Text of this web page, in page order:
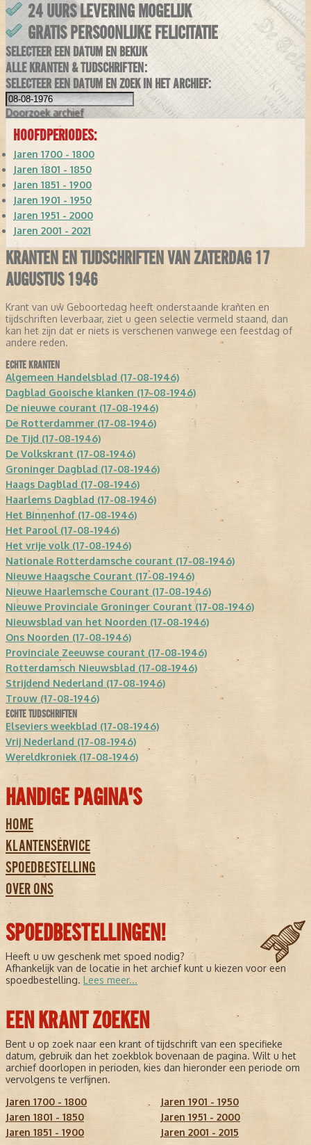
24 UURS LEVERING MOGELIJK
GRATIS PERSOONLIJKE FELICITATIE
SELECTEER EEN DATUM EN BEKIJK
ALLE KRANTEN & TIJDSCHRIFTEN:
SELECTEER EEN DATUM EN ZOEK IN HET ARCHIEF:
Doorzoek archief
HOOFDPERIODES:
Jaren 1700 - 1800
Jaren 1801 - 1850
Jaren 1851 - 1900
Jaren 1901 - 1950
Jaren 1951 - 2000
Jaren 2001 - 2021
KRANTEN EN TIJDSCHRIFTEN VAN ZATERDAG 17
AUGUSTUS 1946
Krant van uw Geboortedag heeft onderstaande kranten en
tijdschriften leverbaar, ziet u geen selectie vermeld staand, dan
kan het zijn dat er niets is verschenen vanwege een feestdag of
andere reden.
ECHTE KRANTEN
Algemeen Handelsblad (17-08-1946)
Dagblad Gooische klanken (17-08-1946)
De nieuwe courant (17-08-1946)
De Rotterdammer (17-08-1946)
De Tijd (17-08-1946)
De Volkskrant (17-08-1946)
Groninger Dagblad (17-08-1946)
Haags Dagblad (17-08-1946)
Haarlems Dagblad (17-08-1946)
Het Binnenhof (17-08-1946)
Het Parool (17-08-1946)
Het vrije volk (17-08-1946)
Nationale Rotterdamsche courant (17-08-1946)
Nieuwe Haagsche Courant (17-08-1946)
Nieuwe Haarlemsche Courant (17-08-1946)
Nieuwe Provinciale Groninger Courant (17-08-1946)
Nieuwsblad van het Noorden (17-08-1946)
Ons Noorden (17-08-1946)
Provinciale Zeeuwse courant (17-08-1946)
Rotterdamsch Nieuwsblad (17-08-1946)
Strijdend Nederland (17-08-1946)
Trouw (17-08-1946)
ECHTE TIJDSCHRIFTEN
Elseviers weekblad (17-08-1946)
Vrij Nederland (17-08-1946)
Wereldkroniek (17-08-1946)
HANDIGE PAGINA'S
HOME
KLANTENSERVICE
SPOEDBESTELLING
OVER ONS
SPOEDBESTELLINGEN!
Heeft u uw geschenk met spoed nodig?
Afhankelijk van de locatie in het archief kunt u kiezen voor een
spoedbestelling. Lees meer...
EEN KRANT ZOEKEN
Bent u op zoek naar een krant of tijdschrift van een specifieke
datum, gebruik dan het zoekblok bovenaan de pagina. Wilt u het
archief doorlopen in perioden, kies dan hieronder een periode om
vervolgens te verfijnen.
Jaren 1700 - 1800
Jaren 1801 - 1850
Jaren 1851 - 1900
Jaren 1901 - 1950
Jaren 1951 - 2000
Jaren 2001 - 2015